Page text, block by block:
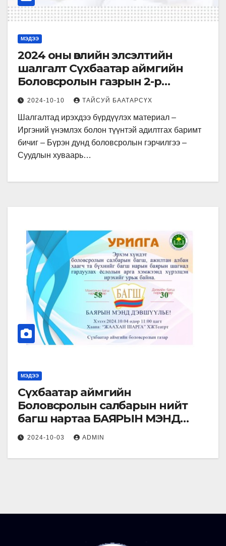
МЭДЭЭ
2024 оны өвлийн элсэлтийн
шалгалт Сүхбаатар аймгийн
Боловсролын газрын 2-р
давхарт зохион байгуулагдана.
2024-10-10 ТАЙСУЙ БААТАРСҮХ
Шалгалтад ирэхдээ бүрдүүлэх материал –
Иргэний үнэмлэх болон түүнтэй адилтгах баримт
бичиг – Бүрэн дунд боловсролын гэрчилгээ –
Суудлын хуваарь…
МЭДЭЭ
Сүхбаатар аймгийн
Боловсролын салбарын нийт
багш нартаа БАЯРЫН МЭНД
ХҮРГЭЕ.
2024-10-03 ADMIN